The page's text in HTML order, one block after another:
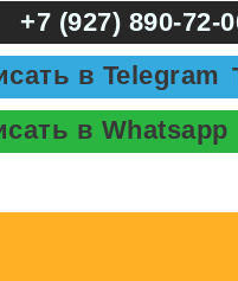
+7 (927) 890-72-